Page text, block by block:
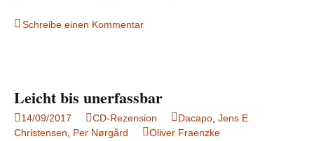
Schreibe einen Kommentar
Leicht bis unerfassbar
14/09/2017 CD-Rezension Dacapo Jens E.
Christensen
Per Nørgård Oliver Fraenzke